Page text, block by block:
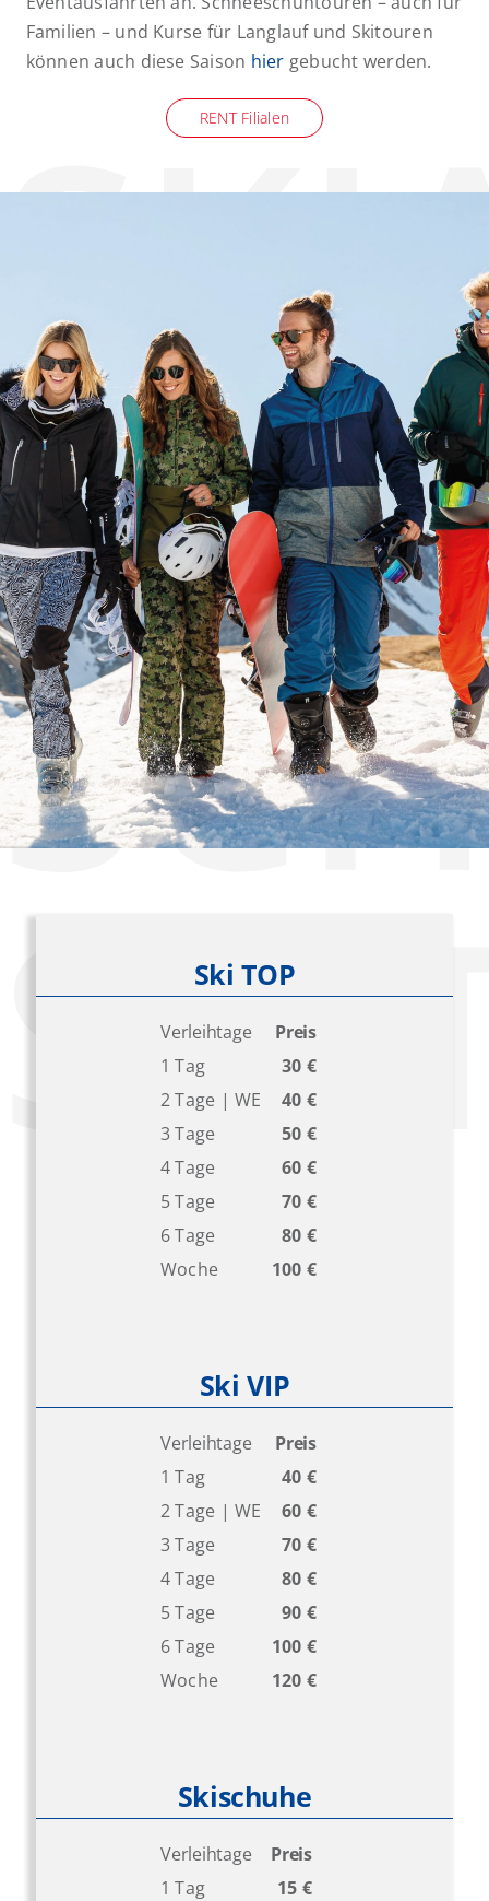
Familien – und Kurse für Langlauf und Skitouren
können auch diese Saison hier gebucht werden.
RENT Filialen
Ski TOP
Verleihtage
Preis
1 Tag
30 €
2 Tage | WE
40 €
3 Tage
50 €
4 Tage
60 €
5 Tage
70 €
6 Tage
80 €
Woche
100 €
Ski VIP
Verleihtage
Preis
1 Tag
40 €
2 Tage | WE
60 €
3 Tage
70 €
4 Tage
80 €
5 Tage
90 €
6 Tage
100 €
Woche
120 €
Skischuhe
Verleihtage
Preis
1 Tag
15 €